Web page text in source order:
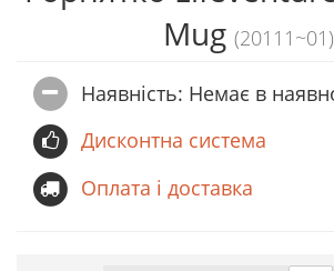
Mug (20111~01)
Наявність: Немає в
Дисконтна система
Оплата і доставка